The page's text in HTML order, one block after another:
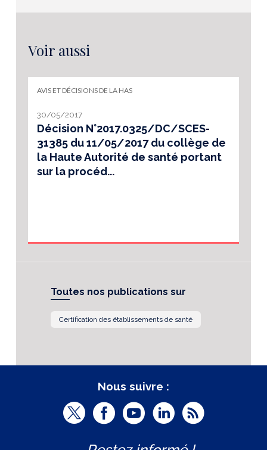
Voir aussi
AVIS ET DÉCISIONS DE LA HAS
30/05/2017
Décision N°2017.0325/DC/SCES-
31385 du 11/05/2017 du collège de
la Haute Autorité de santé portant
sur la procéd...
Toutes nos publications sur
Certification des établissements de santé
Nous suivre :
T
F
Y
L
R